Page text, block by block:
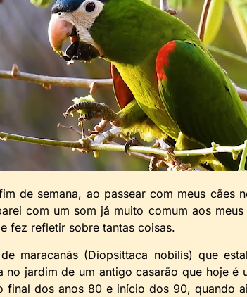
de semana, ao passear com meus cães
com um som já muito comum aos
fez refletir sobre tantas coisas.
maracanãs (Diopsittaca nobilis) que
no jardim de um antigo casarão que hoje é
final dos anos 80 e início dos 90, quando